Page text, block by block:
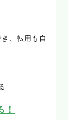
、転用も自